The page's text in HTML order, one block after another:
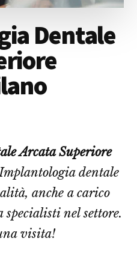
Dentale
Arcata Superiore
Implantologia dentale
anche a carico
nel settore.
visita!